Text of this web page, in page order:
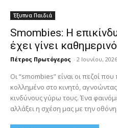
Έξυπνα Παιδιά
Smombies: Η
έχει γίνει
Πέτρος Πρωτόγερος - 2 Ιουνίου, 2026
Οι “smombies” είναι οι πεζοί
κολλημένο στο κινητό,
κινδύνους γύρω τους. Ένα
αλλάξει η σχέση μας με την οθόνη.